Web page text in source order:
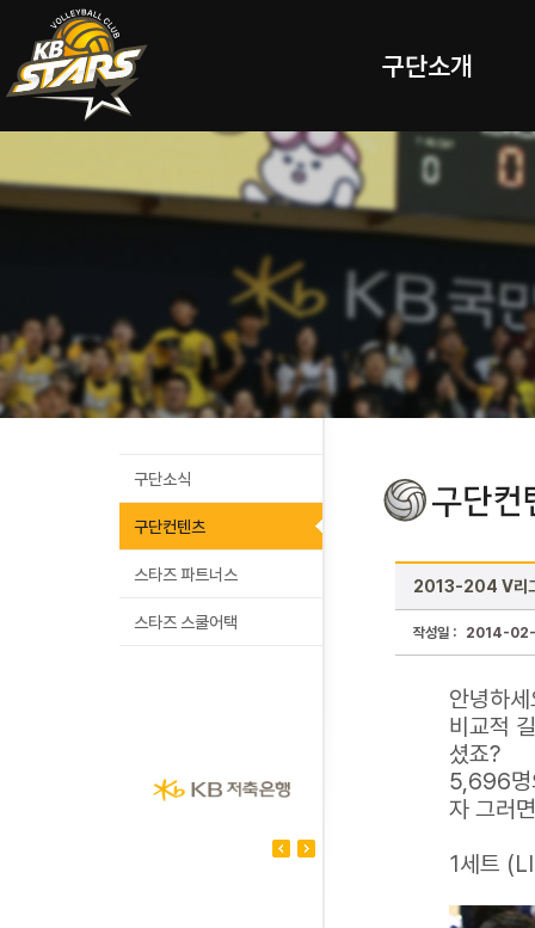
구단소개
구단소식
구단컨텐츠
스타즈 파트너스
스타즈 스쿨어택
2013-204 V리그
작성일 : 2014-02-
안녕하
비교적
셨죠?
5,696명
자 그러
1세트